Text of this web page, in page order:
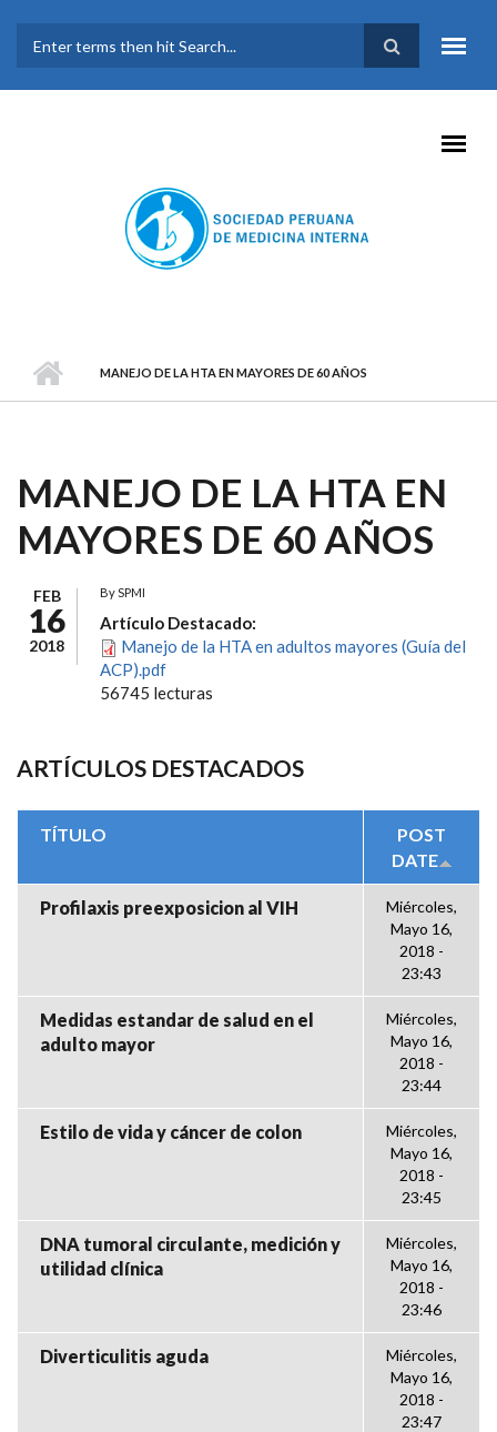
FORMULARIO DE
BÚSQUEDA
MANEJO DE LA HTA EN MAYORES DE 60 AÑOS
MANEJO DE LA HTA EN
MAYORES DE 60 AÑOS
FEB
16
2018
BySPMI
Artículo Destacado:
Manejo de la HTA en adultos mayores (Guía del
ACP).pdf
56745 lecturas
ARTÍCULOS DESTACADOS
TÍTULO
POST
DATE
Profilaxis preexposicion al VIH
Miércoles,
Mayo 16,
2018 -
23:43
Medidas estandar de salud en el
adulto mayor
Miércoles,
Mayo 16,
2018 -
23:44
Estilo de vida y cáncer de colon
Miércoles,
Mayo 16,
2018 -
23:45
DNA tumoral circulante, medición y
utilidad clínica
Miércoles,
Mayo 16,
2018 -
23:46
Diverticulitis aguda
Miércoles,
Mayo 16,
2018 -
23:47